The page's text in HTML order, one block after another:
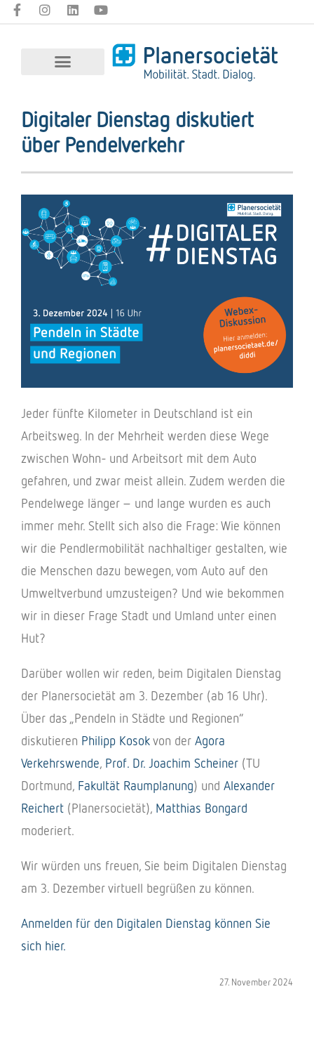
Digitaler Dienstag diskutiert
über Pendelverkehr
Jeder fünfte Kilometer in Deutschland ist ein
Arbeitsweg. In der Mehrheit werden diese Wege
zwischen Wohn- und Arbeitsort mit dem Auto
gefahren, und zwar meist allein. Zudem werden die
Pendelwege länger – und lange wurden es auch
immer mehr. Stellt sich also die Frage: Wie können
wir die Pendlermobilität nachhaltiger gestalten, wie
die Menschen dazu bewegen, vom Auto auf den
Umweltverbund umzusteigen? Und wie bekommen
wir in dieser Frage Stadt und Umland unter einen
Hut?
Darüber wollen wir reden, beim Digitalen Dienstag
der Planersocietät am 3. Dezember (ab 16 Uhr).
Über das „Pendeln in Städte und Regionen“
diskutieren Philipp Kosokvon der Agora
Verkehrswende, Prof. Dr. Joachim Scheiner (TU
Dortmund, Fakultät Raumplanung) und Alexander
Reichert (Planersocietät), Matthias Bongard
moderiert.
Wir würden uns freuen, Sie beim Digitalen Dienstag
am 3. Dezember virtuell begrüßen zu können.
Anmelden für den Digitalen Dienstag können Sie
sich hier.
27. November 2024